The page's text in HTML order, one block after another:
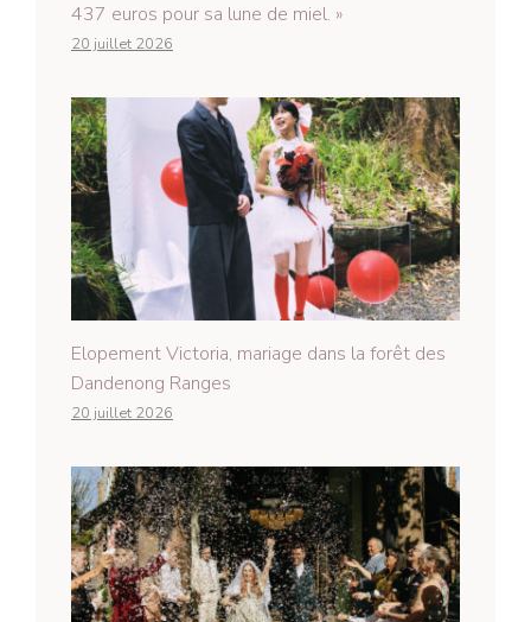
437 euros pour sa lune de miel. »
20 juillet 2026
Elopement Victoria, mariage dans la forêt des
Dandenong Ranges
20 juillet 2026